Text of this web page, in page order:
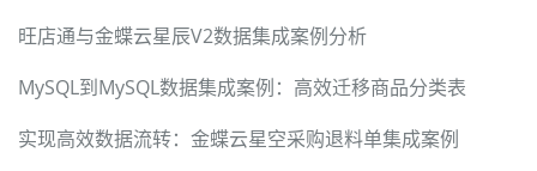
旺店通与金蝶云星辰V2数据集成案例分析
MySQL到MySQL数据集成案例：高效迁移商品分类表
实现高效数据流转：金蝶云星空采购退料单集成案例